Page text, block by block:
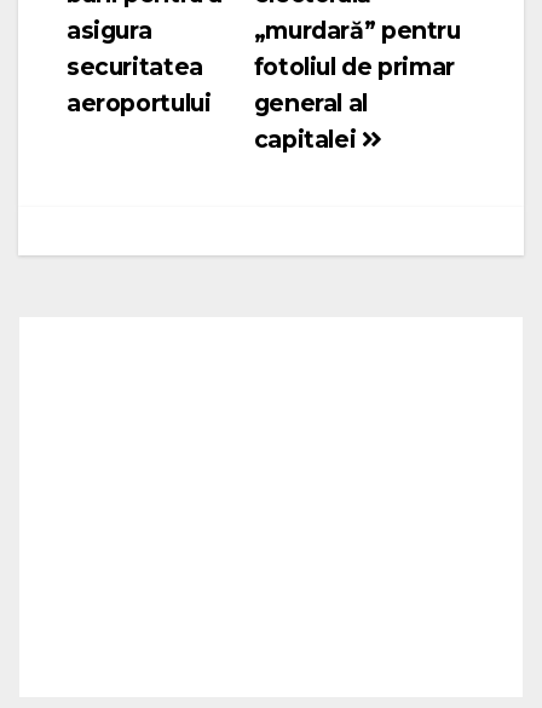
„murdară” pentru
fotoliul de primar
general al
capitalei
asigura
securitatea
aeroportului